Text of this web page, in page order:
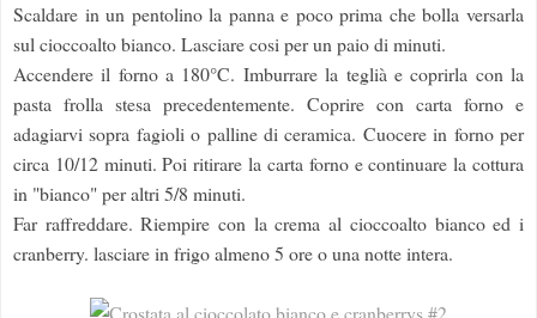
Scaldare in un pentolino la panna e poco prima che bolla versarla
sul cioccoalto bianco. Lasciare cosi per un paio di minuti.
Accendere il forno a 180°C. Imburrare la teglià e coprirla con la
pasta frolla stesa precedentemente. Coprire con carta forno e
adagiarvi sopra fagioli o palline di ceramica. Cuocere in forno per
circa 10/12 minuti. Poi ritirare la carta forno e continuare la cottura
in "bianco" per altri 5/8 minuti.
Far raffreddare. Riempire con la crema al cioccoalto bianco ed i
cranberry. lasciare in frigo almeno 5 ore o una notte intera.